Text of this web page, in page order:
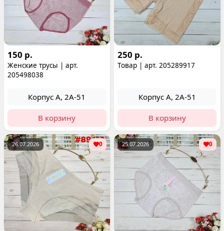
150 р.
Женские трусы | арт.
205498038
Корпус А, 2А-51
В корзину
250 р.
Товар | арт. 205289917
Корпус А, 2А-51
В корзину
26.07.2026 0 25.07.2026 0